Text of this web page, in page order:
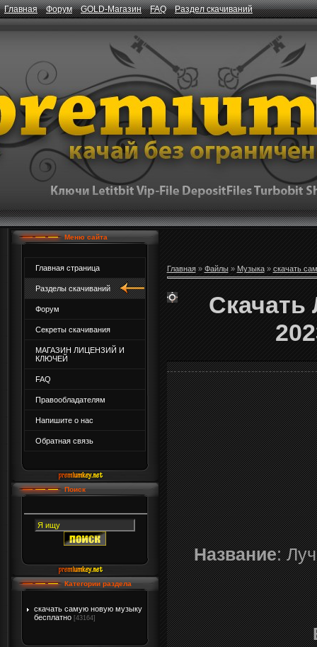
Главная Форум GOLD-Магазин FAQ Раздел скачиваний
Меню сайта
Главная страница
Разделы скачиваний
Форум
Секреты скачивания
МАГАЗИН ЛИЦЕНЗИЙ И
КЛЮЧЕЙ
FAQ
Правообладателям
Напишите о нас
Обратная связь
Поиск
Категории раздела
скачать самую новую музыку
бесплатно [43164]
Главная» Файлы» Музыка» скачать
Скачать
Название: